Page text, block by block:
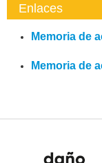
Enlaces
Memoria de
Memoria de